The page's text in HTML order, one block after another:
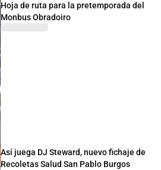
Hoja de ruta para la pretemporada del
Monbus Obradoiro
Así juega DJ Steward, nuevo fichaje de
Recoletas Salud San Pablo Burgos